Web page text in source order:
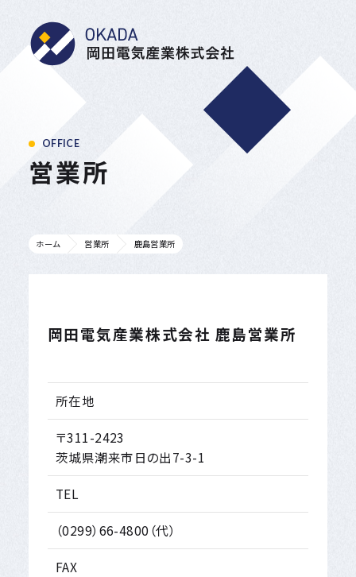
OFFICE
営業所
ホーム 営業所 鹿島営業所
岡田電気産業株式会社 鹿島営業所
所在地
〒311-2423
茨城県潮来市日の出7-3-1
TEL
（0299）66-4800（代）
FAX